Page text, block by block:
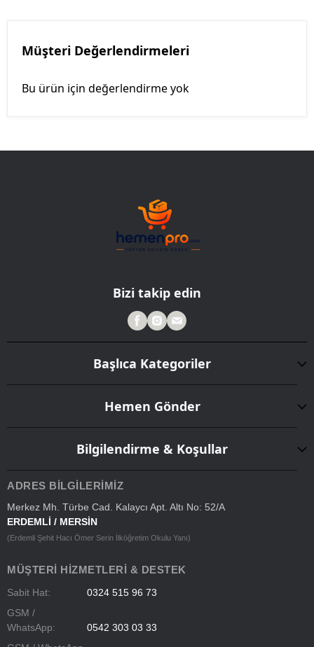
Müşteri Değerlendirmeleri
Bu ürün için değerlendirme yok
Bizi takip edin
Başlıca Kategoriler
Hemen Gönder
Bilgilendirme & Koşullar
ADRES BILGILERIMIZ
Merkez Mh. Türbe Cad. Kalaycı Apt. Altı No: 52/A
ERDEMLİ / MERSİN
(Erdemli Şehit Hacı Ömer Serin İlköğretim Okulu Yanı)
MÜŞTERI HIZMETLERI & DESTEK
Sabit Hat:
0324 515 96 73
GSM /
WhatsApp:
0542 303 03 33